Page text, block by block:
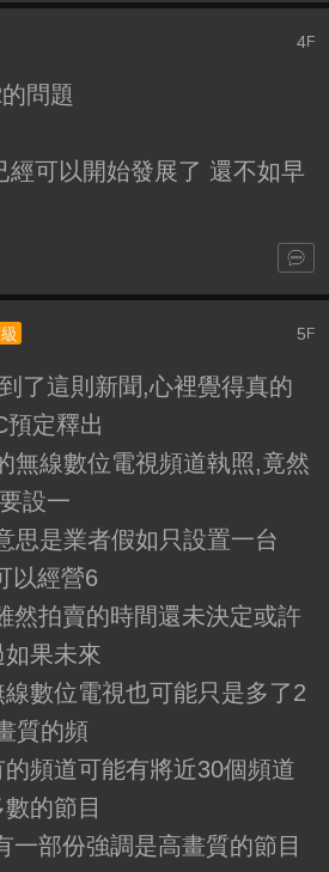
4F
問題
經可以開始發展了 還不如早
5 F
了這則新聞,心裡覺得真的
定釋出
無線數位電視頻道執照,竟然
設一
思是業者假如只設置一台
以經營6
然拍賣的時間還未決定或許
果未來
數位電視也可能只是多了2
質的頻
頻道可能有將近30個頻道
的節目
一部份強調是高畫質的節目